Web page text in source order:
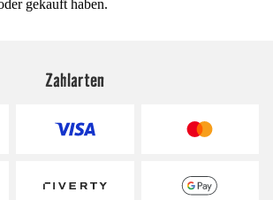
gekauft haben.
Zahlarten